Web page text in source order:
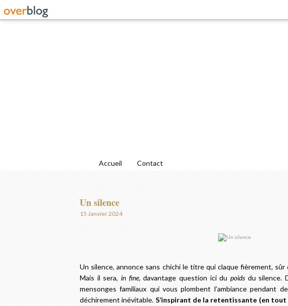
Accueil Contact
Un silence
15 Janvier 2024
Un silence, annonce sans chichi le titre qui claque fièrement,
Mais il sera, in fine, davantage question ici dupoidsdu silence.
mensonges familiaux qui vous plombent l’ambiance pendant
déchirement inévitable. S’inspirant de la retentissante (en tout